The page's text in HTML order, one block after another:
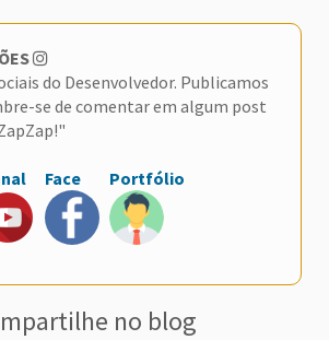
do Desenvolvedor. Publicamos
se de comentar em algum post
Face Portfólio
no blog